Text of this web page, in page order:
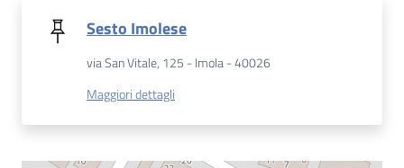
Seguici
Sesto Imolese
via San Vitale, 125 - Imola - 40026
Maggiori dettagli